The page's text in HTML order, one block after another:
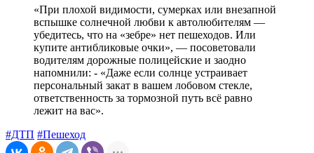
«При плохой видимости, сумерках или внезапной
вспышке солнечной любви к автолюбителям —
убедитесь, что на «зебре» нет пешеходов. Или
купите антибликовые очки», — посоветовали
водителям дорожные полицейские и заодно
напомнили: - «Даже если солнце устраивает
персональный закат в вашем лобовом стекле,
ответственность за тормозной путь всё равно
лежит на вас».
#ДТП #Пешеход